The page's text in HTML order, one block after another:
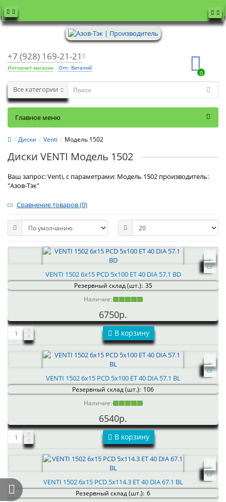
+7 (928) 169-21-21
Интернет магазин Опт: Виталий
0
Все категории
Главное меню
Диски Venti Модель 1502
Диски VENTI Модель 1502
Ваш запрос: Venti, с параметрами: Модель 1502 производитель:
"Азов-Тэк"
Сравнение товаров (0)
VENTI 1502 6x15 PCD 5x100 ET 40 DIA 57.1 BD
Резервный склад (шт.): 35
Наличие:
6750р.
В корзину
VENTI 1502 6x15 PCD 5x100 ET 40 DIA 57.1 BL
Резервный склад (шт.): 106
Наличие:
6540р.
В корзину
VENTI 1502 6x15 PCD 5x114.3 ET 40 DIA 67.1 BL
Резервный склад (шт.): 6